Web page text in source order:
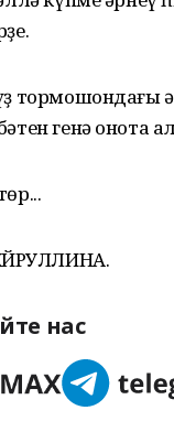
тормошондағы
генә онота
нас